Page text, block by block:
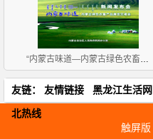
“内蒙古味道—内蒙古绿色农畜产品 展览交易会”新闻
友链： 友情链接 黑龙江生活网
北热线
触屏版